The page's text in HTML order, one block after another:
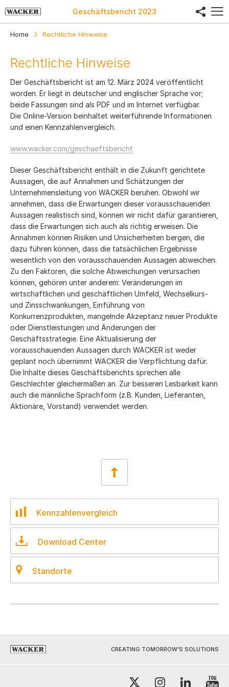
Geschäftsbericht 2023 share
Home Rechtliche Hinweise
Rechtliche Hinweise
Der Geschäftsbericht ist am 12. März 2024 veröffentlicht
worden. Er liegt in deutscher und englischer Sprache vor;
beide Fassungen sind als PDF und im Internet verfügbar.
Die Online-Version beinhaltet weiterführende Informationen
und einen Kennzahlenvergleich.
www.wacker.com/geschaeftsbericht
Dieser Geschäftsbericht enthält in die Zukunft gerichtete
Aussagen, die auf Annahmen und Schätzungen der
Unternehmensleitung von WACKER beruhen. Obwohl wir
annehmen, dass die Erwartungen dieser vorausschauenden
Aussagen realistisch sind, können wir nicht dafür garantieren,
dass die Erwartungen sich auch als richtig erweisen. Die
Annahmen können Risiken und Unsicherheiten bergen, die
dazu führen können, dass die tatsächlichen Ergebnisse
wesentlich von den vorausschauenden Aussagen abweichen.
Zu den Faktoren, die solche Abweichungen verursachen
können, gehören unter anderem: Veränderungen im
wirtschaftlichen und geschäftlichen Umfeld, Wechselkurs-
und Zinsschwankungen, Einführung von
Konkurrenzprodukten, mangelnde Akzeptanz neuer Produkte
oder Dienstleistungen und Änderungen der
Geschäftsstrategie. Eine Aktualisierung der
vorausschauenden Aussagen durch WACKER ist weder
geplant noch übernimmt WACKER die Verpflichtung dafür.
Die Inhalte dieses Geschäftsberichts sprechen alle
Geschlechter gleichermaßen an. Zur besseren Lesbarkeit kann
auch die männliche Sprachform (z.B. Kunden, Lieferanten,
Aktionäre, Vorstand) verwendet werden.
Kennzahlenvergleich
Download Center
Standorte
CREATING TOMORROW’S SOLUTIONS
Instagram